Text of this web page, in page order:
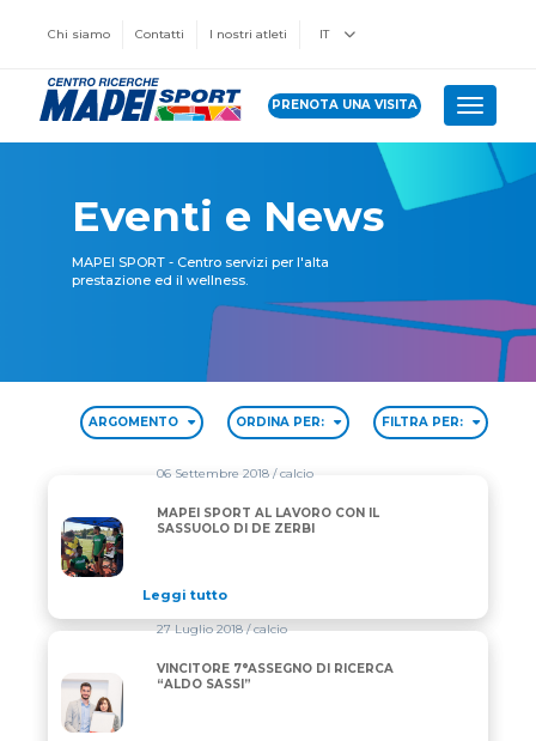
Chi siamo Contatti I nostri atleti IT
PRENOTA UNA VISITA Toggle
Eventi e News
MAPEI SPORT - Centro servizi per l'alta
prestazione ed il wellness.
ARGOMENTO ORDINA PER: FILTRA PER:
MAPEI SPORT AL LAVORO CON IL SASSUOLO DI DE
06 Settembre 2018/ calcio
MAPEI SPORT AL LAVORO CON IL
SASSUOLO DI DE ZERBI
Leggi tutto
VINCITORE 7°ASSEGNO DI RICERCA “ALDO SASSI”
27 Luglio 2018/ calcio
VINCITORE 7°ASSEGNO DI RICERCA
“ALDO SASSI”